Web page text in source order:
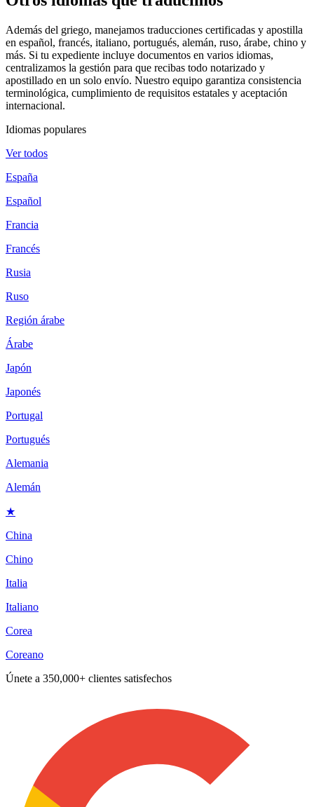
Además del griego, manejamos traducciones certificadas y apostilla
en español, francés, italiano, portugués, alemán, ruso, árabe, chino y
más. Si tu expediente incluye documentos en varios idiomas,
centralizamos la gestión para que recibas todo notarizado y
apostillado en un solo envío. Nuestro equipo garantiza consistencia
terminológica, cumplimiento de requisitos estatales y aceptación
internacional.
Idiomas populares
Ver todos
España
Español
Francia
Francés
Rusia
Ruso
Región árabe
Árabe
Japón
Japonés
Portugal
Portugués
Alemania
Alemán
★
China
Chino
Italia
Italiano
Corea
Coreano
Únete a 350,000+ clientes satisfechos